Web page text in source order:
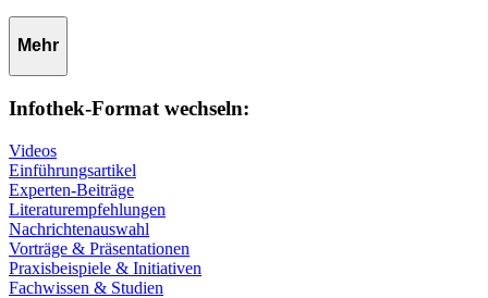
Mehr
Infothek-Format wechseln:
Videos
Einführungsartikel
Experten-Beiträge
Literaturempfehlungen
Nachrichtenauswahl
Vorträge & Präsentationen
Praxisbeispiele & Initiativen
Fachwissen & Studien